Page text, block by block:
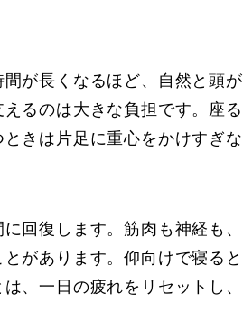
が長くなるほど、自然と頭
るのは大きな負担です。座
きは片足に重心をかけすぎ
回復します。筋肉も神経も
があります。仰向けで寝る
、一日の疲れをリセットし